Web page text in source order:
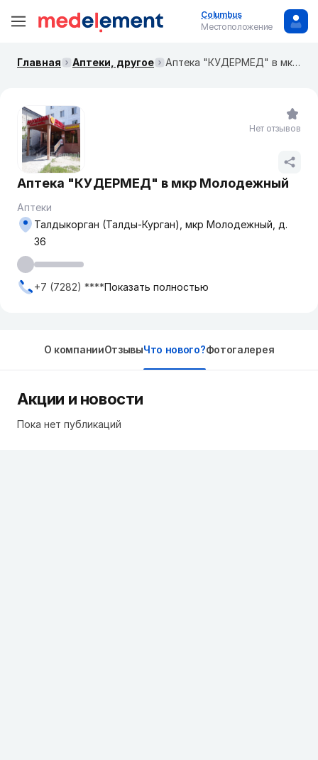
Columbus
Местоположение
Главная Аптеки, другое Аптека "КУДЕРМЕД" в мкр Молодежный
Аптека "КУДЕРМЕД" в мкр Молодежный
Аптеки
Талдыкорган (Талды-Курган), мкр Молодежный, д.
36
+7 (7282) ****Показать полностью
Нет отзывов
О компанииОтзывыЧто нового?Фотогалерея
Акции и новости
Пока нет публикаций